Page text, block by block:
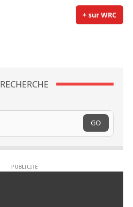
+ sur WRC
RECHERCHE
GO